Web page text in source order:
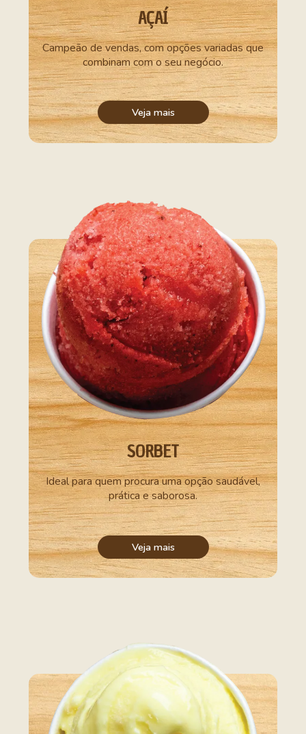
AÇAÍ
Campeão de vendas, com opções variadas que
combinam com o seu negócio.
Veja mais
SORBET
Ideal para quem procura uma opção saudável,
prática e saborosa.
Veja mais